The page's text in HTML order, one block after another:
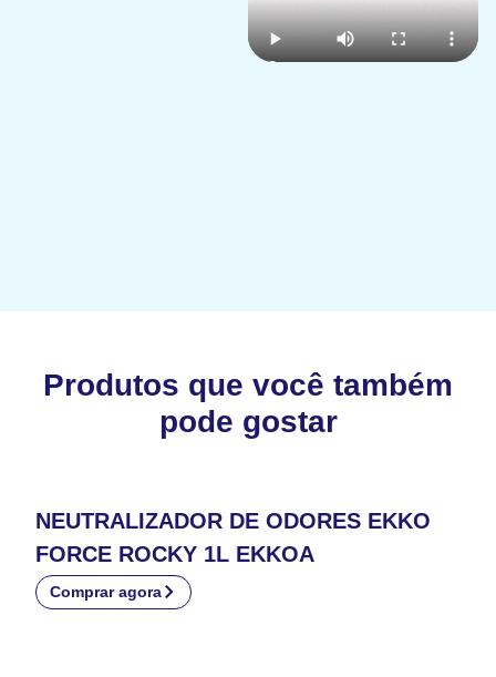
Produtos que você também
pode gostar
NEUTRALIZADOR DE ODORES EKKO
FORCE ROCKY 1L EKKOA
Comprar agora